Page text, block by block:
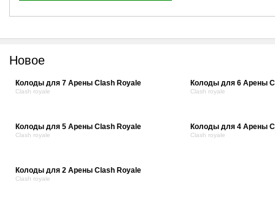
Новое
Колоды для 7 Арены Clash Royale
Clash royale
Колоды для 6 Арены
Clash royale
Колоды для 5 Арены Clash Royale
Clash royale
Колоды для 4 Арены
Clash royale
Колоды для 2 Арены Clash Royale
Clash royale